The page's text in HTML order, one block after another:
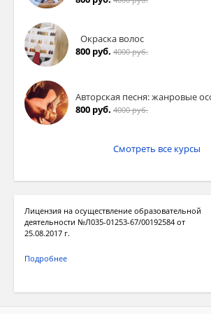
Окраска волос
800 руб. 4000 руб.
Авторская песня: жанровые
800 руб. 4000 руб.
Смотреть все курсы
Лицензия на осуществление образовательной
деятельности №Л035-01253-67/00192584 от
25.08.2017 г.
Подробнее